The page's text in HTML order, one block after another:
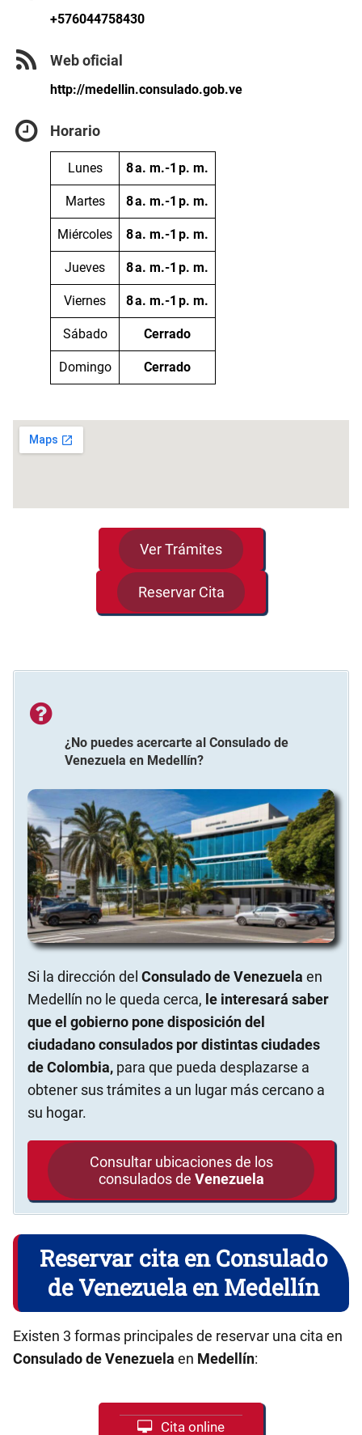
+576044758430
Web oficial
http://medellin.consulado.gob.ve
Horario
Lunes 8 a. m.-1 p. m.
Martes 8 a. m.-1 p. m.
Miércoles 8 a. m.-1 p. m.
Jueves 8 a. m.-1 p. m.
Viernes 8 a. m.-1 p. m.
Sábado Cerrado
Domingo Cerrado
Ver Trámites
Reservar Cita
¿No puedes acercarte al Consulado de
Venezuela en Medellín?
Si la dirección del Consulado de Venezuela en
Medellín no le queda cerca, le interesará saber
que el gobierno pone disposición del
ciudadano consulados por distintas ciudades
de Colombia, para que pueda desplazarse a
obtener sus trámites a un lugar más cercano a
su hogar.
Consultar ubicaciones de los
consulados de Venezuela
Reservar cita en Consulado
de Venezuela en Medellín
Existen 3 formas principales de reservar una cita en
Consulado de Venezuela en Medellín:
Cita online